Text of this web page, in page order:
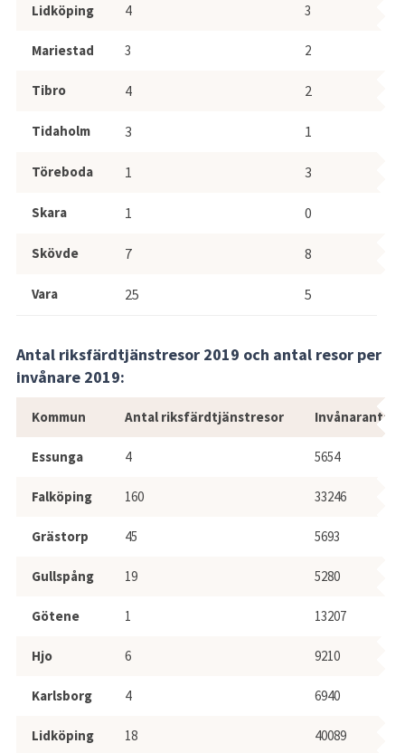
Lidköping 4 3
Mariestad 3 2
Tibro 4 2
Tidaholm 3 1
Töreboda 1 3
Skara 1 0
Skövde 7 8
Vara 25 5
Antal riksfärdtjänstresor 2019 och antal resor per
invånare 2019:
Antal riksfärdtjänstresor per
Kommun Antal riksfärdtjänstresor Invånarantal
Essunga 4 5654
Falköping 160 33246
Grästorp 45 5693
Gullspång 19 5280
Götene 1 13207
Hjo 6 9210
Karlsborg 4 6940
Lidköping 18 40089